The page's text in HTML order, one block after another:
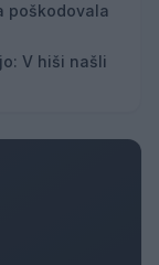
poškodovala
V hiši našli